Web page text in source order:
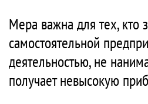
Мера важна для тех, кто
самостоятельной
деятельностью, не
получает невысокую